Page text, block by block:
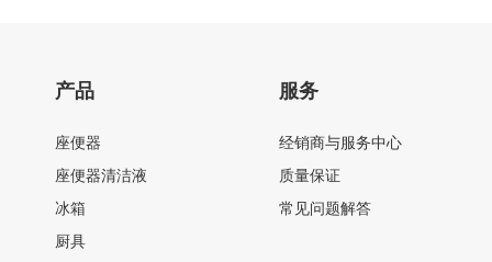
产品
座便器
座便器清洁液
冰箱
厨具
服务
经销商与服务中心
质量保证
常见问题解答